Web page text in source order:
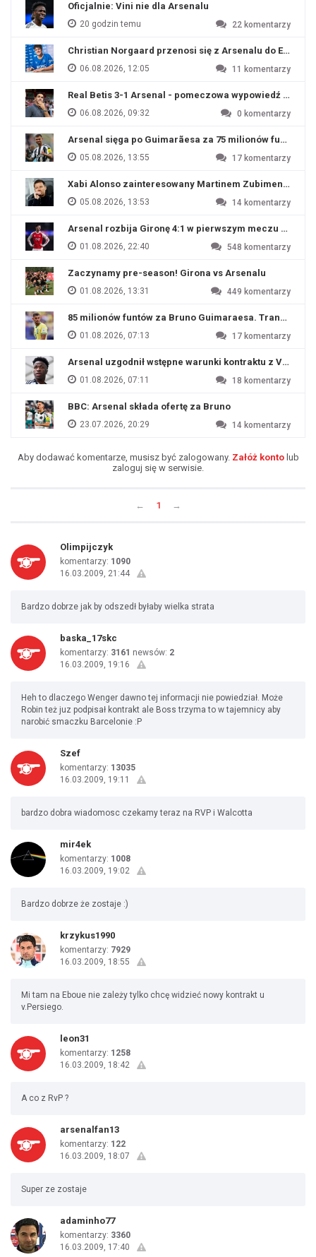
Oficjalnie: Vini nie dla Arsenalu
20 godzin temu 22 komentarzy
Christian Norgaard przenosi się z Arsenalu do
06.08.2026, 12:05 11 komentarzy
Real Betis 3-1 Arsenal - pomeczowa wypowiedź Artety
06.08.2026, 09:32 0 komentarzy
Arsenal sięga po Guimarãesa za 75 milionów funtów
05.08.2026, 13:55 17 komentarzy
Xabi Alonso zainteresowany Martinem Zubimendim
05.08.2026, 13:53 14 komentarzy
Arsenal rozbija Gironę 4:1 w pierwszym meczu
01.08.2026, 22:40 548 komentarzy
Zaczynamy pre-season! Girona vs Arsenalu
01.08.2026, 13:31 449 komentarzy
85 milionów funtów za Bruno Guimaraesa. Transfer
01.08.2026, 07:13 17 komentarzy
Arsenal uzgodnił wstępne warunki kontraktu z
01.08.2026, 07:11 18 komentarzy
BBC: Arsenal składa ofertę za Bruno
23.07.2026, 20:29 14 komentarzy
Aby dodawać komentarze, musisz być zalogowany. Załóż kontolub
zaloguj się w serwisie.
← 1 →
Olimpijczyk
komentarzy: 1090
16.03.2009, 21:44
Bardzo dobrze jak by odszedł byłaby wielka strata
baska_17skc
komentarzy: 3161 newsów: 2
16.03.2009, 19:16
Heh to dlaczego Wenger dawno tej informacji nie powiedział. Może
Robin też juz podpisał kontrakt ale Boss trzyma to w tajemnicy aby
narobić smaczku Barcelonie :P
Szef
komentarzy: 13035
16.03.2009, 19:11
bardzo dobra wiadomosc czekamy teraz na RVP i Walcotta
mir4ek
komentarzy: 1008
16.03.2009, 19:02
Bardzo dobrze że zostaje :)
krzykus1990
komentarzy: 7929
16.03.2009, 18:55
Mi tam na Eboue nie zależy tylko chcę widzieć nowy kontrakt u
v.Persiego.
leon31
komentarzy: 1258
16.03.2009, 18:42
A co z RvP ?
arsenalfan13
komentarzy: 122
16.03.2009, 18:07
Super ze zostaje
adaminho77
komentarzy: 3360
16.03.2009, 17:40